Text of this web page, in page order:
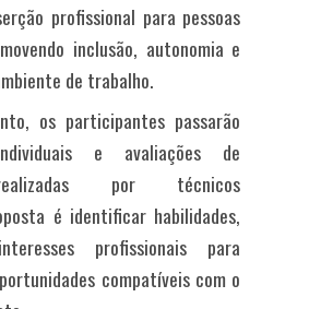
profissional para pessoas
inclusão, autonomia e
de trabalho.
os participantes passarão
e avaliações de
por técnicos
é identificar habilidades,
profissionais para
compatíveis com o